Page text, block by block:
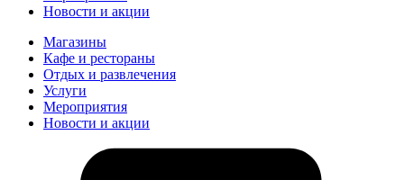
Новости и акции
Магазины
Кафе и рестораны
Отдых и развлечения
Услуги
Мероприятия
Новости и акции